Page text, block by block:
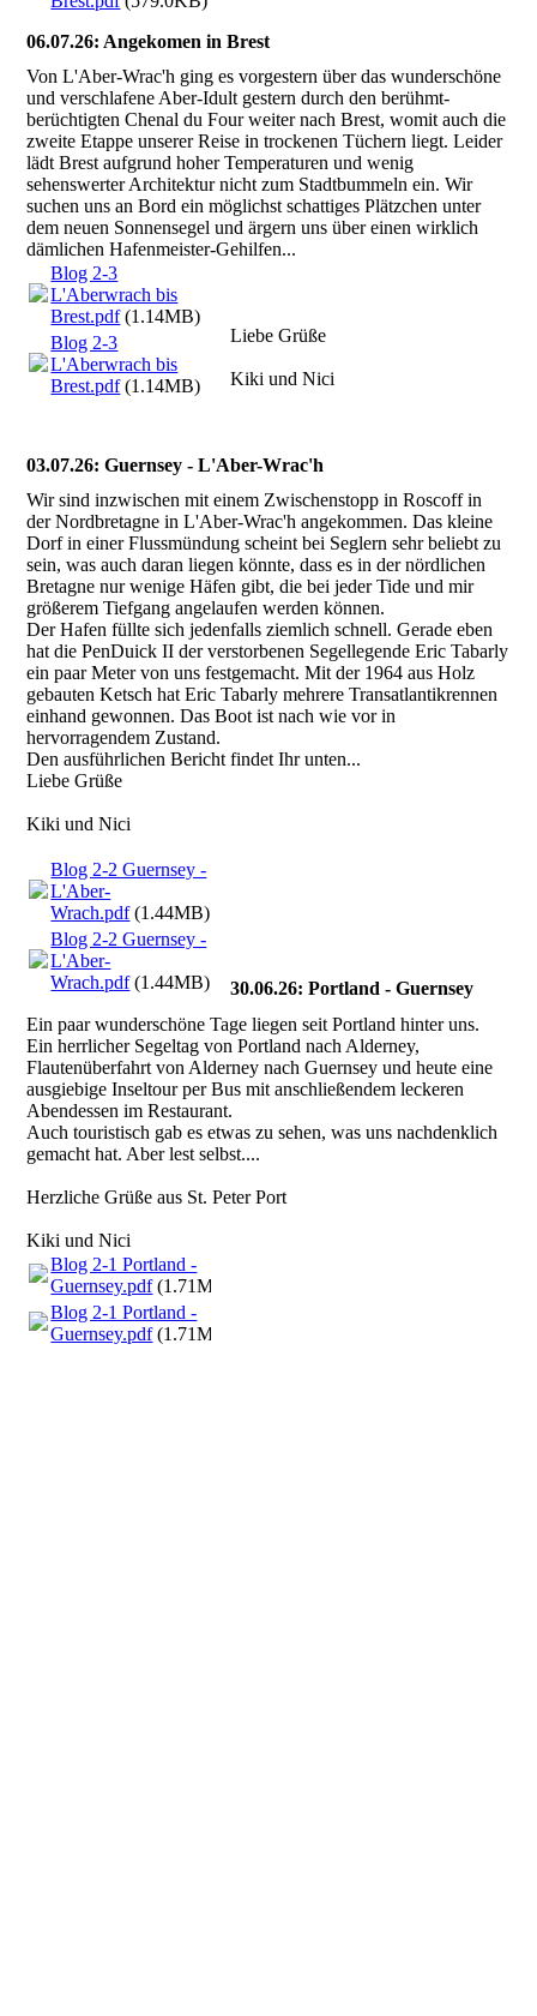
06.07.26: Angekomen in Brest
Von L'Aber-Wrac'h ging es vorgestern über das wunderschöne
und verschlafene Aber-Idult gestern durch den berühmt-
berüchtigten Chenal du Four weiter nach Brest, womit auch die
zweite Etappe unserer Reise in trockenen Tüchern liegt. Leider
lädt Brest aufgrund hoher Temperaturen und wenig
sehenswerter Architektur nicht zum Stadtbummeln ein. Wir
suchen uns an Bord ein möglichst schattiges Plätzchen unter
dem neuen Sonnensegel und ärgern uns über einen wirklich
dämlichen Hafenmeister-Gehilfen...
Blog 2-3
L'Aberwrach bis
Brest.pdf(1.14MB)
Blog 2-3
L'Aberwrach bis
Brest.pdf(1.14MB)
Liebe Grüße
Kiki und Nici
03.07.26: Guernsey - L'Aber-Wrac'h
Wir sind inzwischen mit einem Zwischenstopp in Roscoff in
der Nordbretagne in L'Aber-Wrac'h angekommen. Das kleine
Dorf in einer Flussmündung scheint bei Seglern sehr beliebt zu
sein, was auch daran liegen könnte, dass es in der nördlichen
Bretagne nur wenige Häfen gibt, die bei jeder Tide und mir
größerem Tiefgang angelaufen werden können.
Der Hafen füllte sich jedenfalls ziemlich schnell. Gerade eben
hat die PenDuick II der verstorbenen Segellegende Eric Tabarly
ein paar Meter von uns festgemacht. Mit der 1964 aus Holz
gebauten Ketsch hat Eric Tabarly mehrere Transatlantikrennen
einhand gewonnen. Das Boot ist nach wie vor in
hervorragendem Zustand.
Den ausführlichen Bericht findet Ihr unten...
Liebe Grüße
Kiki und Nici
Blog 2-2 Guernsey -
L'Aber-
Wrach.pdf(1.44MB)
Blog 2-2 Guernsey -
L'Aber-
Wrach.pdf(1.44MB)
30.06.26: Portland - Guernsey
Ein paar wunderschöne Tage liegen seit Portland hinter uns.
Ein herrlicher Segeltag von Portland nach Alderney,
Flautenüberfahrt von Alderney nach Guernsey und heute eine
ausgiebige Inseltour per Bus mit anschließendem leckeren
Abendessen im Restaurant.
Auch touristisch gab es etwas zu sehen, was uns nachdenklich
gemacht hat. Aber lest selbst....
Herzliche Grüße aus St. Peter Port
Kiki und Nici
Blog 2-1 Portland -
Guernsey.pdf(1.71MB)
Blog 2-1 Portland -
Guernsey.pdf(1.71MB)